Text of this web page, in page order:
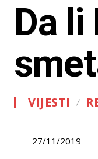
Da
VIJESTI
27/11/2019